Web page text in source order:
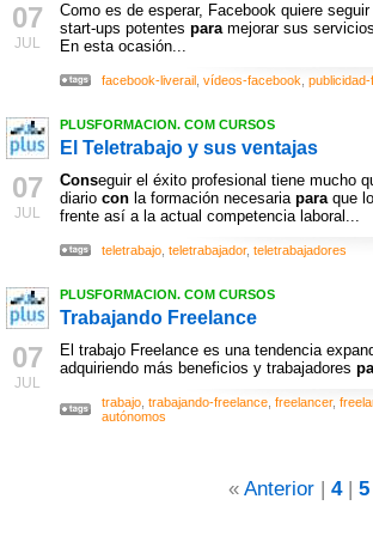
07
JUL
Como es de esperar, Facebook quiere
start-ups potentes paramejorar sus
En esta ocasión...
facebook-liverail vídeos-facebook
07
JUL
PLUSFORMACION. COM CURSOS
El Teletrabajo y sus ventajas
Conseguir el éxito profesional tiene mucho
diario con la formación necesaria paraque
frente así a la actual competencia laboral...
teletrabajo teletrabajador, teletrabajadores
07
JUL
PLUSFORMACION. COM CURSOS
Trabajando Freelance
El trabajo Freelance es una tendencia
adquiriendo más beneficios y trabajadores
trabajo trabajando-freelance freelancer,
autónomos
« Anterior| 4| 5